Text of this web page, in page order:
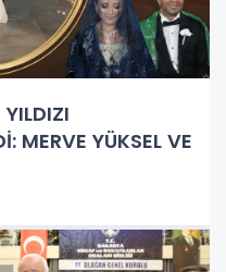
MERVE YÜKSEL VE